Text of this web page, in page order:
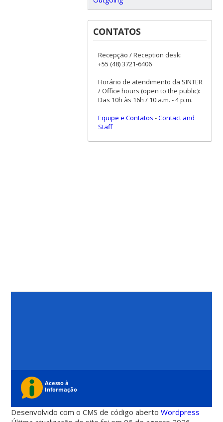
CONTATOS
Recepção / Reception desk:
+55 (48) 3721-6406
Horário de atendimento da SINTER
/ Office hours (open to the public):
Das 10h às 16h / 10 a.m. - 4 p.m.
Equipe e Contatos -Contact and
Staff
Desenvolvido com o CMS de código abertoWordpress